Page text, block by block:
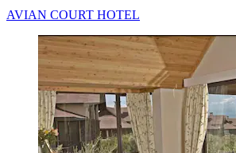
AVIAN COURT HOTEL